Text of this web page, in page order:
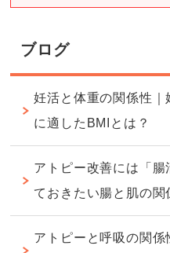
ブログ
妊活と体重の関係性｜
に適したBMIとは？
アトピー改善には「腸
ておきたい腸と肌の関
アトピーと呼吸の関